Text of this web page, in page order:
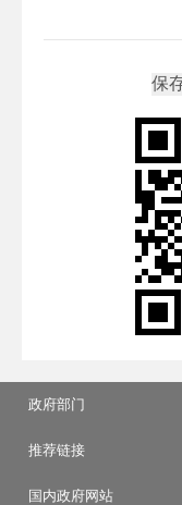
政府部门
推荐链接
国内政府网站